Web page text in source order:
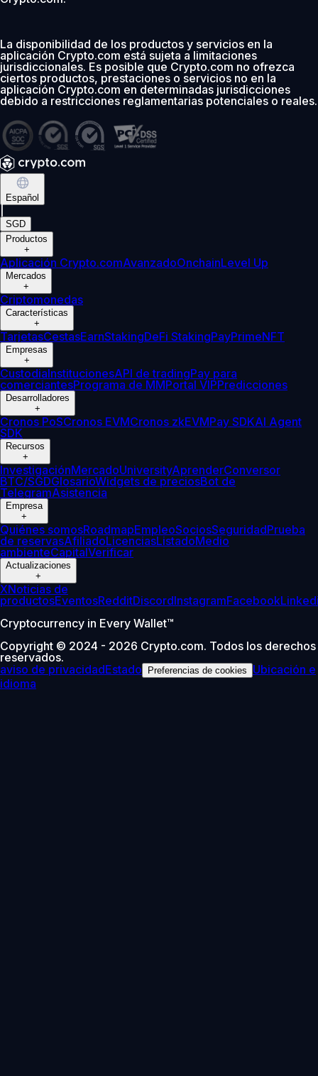
La disponibilidad de los productos y servicios en la
aplicación Crypto.com está sujeta a limitaciones
jurisdiccionales. Es posible que Crypto.com no ofrezca
ciertos productos, prestaciones o servicios no en la
aplicación Crypto.com en determinadas jurisdicciones
debido a restricciones reglamentarias potenciales o reales.
Español
SGD
Productos
+
Aplicación Crypto.comAvanzadoOnchainLevel Up
Mercados
+
Criptomonedas
Características
+
TarjetasCestasEarnStakingDeFi StakingPayPrimeNFT
Empresas
+
CustodiaInstitucionesAPI de tradingPay para
comerciantesPrograma de MMPortal VIPPredicciones
Desarrolladores
+
Cronos PoSCronos EVMCronos zkEVMPay SDKAI Agent
SDK
Recursos
+
InvestigaciónMercadoUniversityAprenderConversor
BTC/SGDGlosarioWidgets de preciosBot de
TelegramAsistencia
Empresa
+
Quiénes somosRoadmapEmpleoSociosSeguridadPrueba
de reservasAfiliadoLicenciasListadoMedio
ambienteCapitalVerificar
Actualizaciones
+
XNoticias de
productosEventosRedditDiscordInstagramFacebook
Cryptocurrency in Every Wallet™
Copyright © 2024 - 2026 Crypto.com. Todos los derechos
reservados.
aviso de privacidadEstado Preferencias de cookies
Ubicación e
idioma